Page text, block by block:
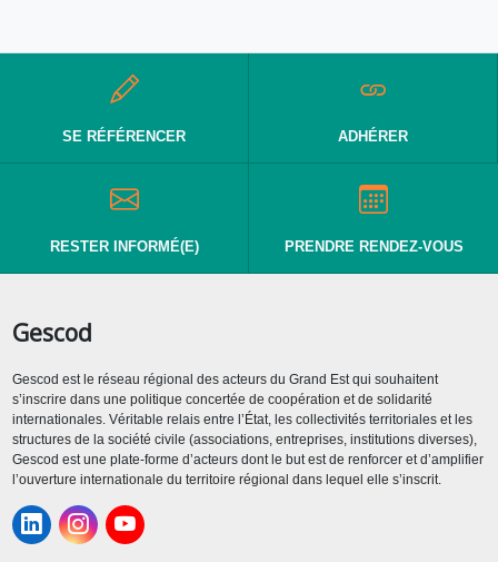
SE RÉFÉRENCER ADHÉRER
RESTER INFORMÉ(E) PRENDRE RENDEZ-VOUS
Gescod
Gescod est le réseau régional des acteurs du Grand Est qui souhaitent
s’inscrire dans une politique concertée de coopération et de solidarité
internationales. Véritable relais entre l’État, les collectivités territoriales et les
structures de la société civile (associations, entreprises, institutions diverses),
Gescod est une plate-forme d’acteurs dont le but est de renforcer et d’amplifier
l’ouverture internationale du territoire régional dans lequel elle s’inscrit.